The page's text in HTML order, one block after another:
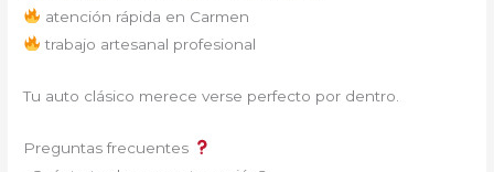
atención rápida en Carmen
trabajo artesanal profesional
Tu auto clásico merece verse perfecto por dentro.
Preguntas frecuentes